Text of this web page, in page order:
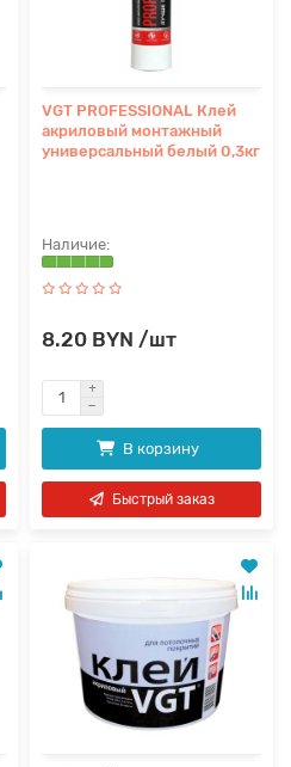
VGT PROFESSIONAL Клей
акриловый монтажный
универсальный белый 0,3кг
8.20 BYN /шт
В корзину
Быстрый заказ